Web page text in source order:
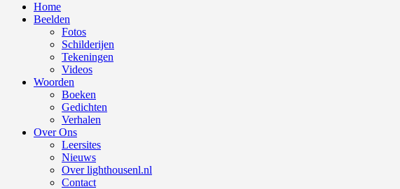
Home
Beelden
Fotos
Schilderijen
Tekeningen
Videos
Woorden
Boeken
Gedichten
Verhalen
Over Ons
Leersites
Nieuws
Over lighthousenl.nl
Contact